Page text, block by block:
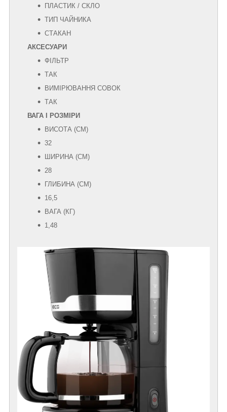
ПЛАСТИК / СКЛО
ТИП ЧАЙНИКА
СТАКАН
АКСЕСУАРИ
ФІЛЬТР
ТАК
ВИМІРЮВАННЯ СОВОК
ТАК
ВАГА І РОЗМІРИ
ВИСОТА (СМ)
32
ШИРИНА (СМ)
28
ГЛИБИНА (СМ)
16,5
ВАГА (КГ)
1,48